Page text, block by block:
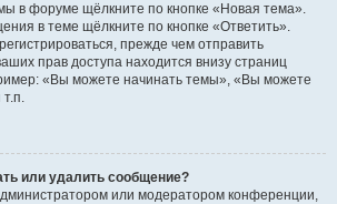
в форуме щёлкните по кнопке «Новая тема».
в теме щёлкните по кнопке «Ответить».
прежде чем отправить
прав доступа находится внизу страниц
«Вы можете начинать темы», «Вы можете
или удалить сообщение?
или модератором конференции,